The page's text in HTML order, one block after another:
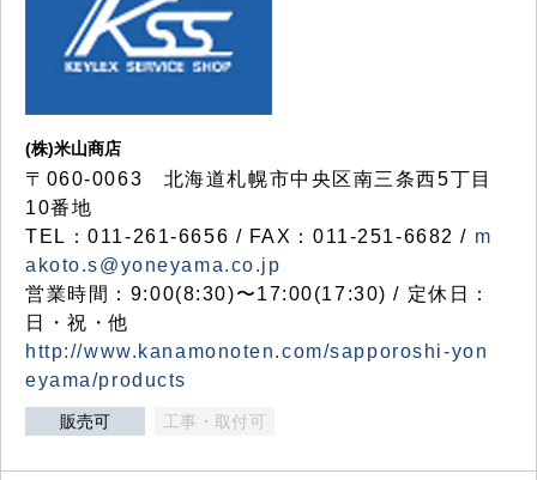
(株)米山商店
〒060-0063 北海道札幌市中央区南三条西5丁目
10番地
TEL：011-261-6656 / FAX：011-251-6682 / m
akoto.s@yoneyama.co.jp
営業時間：9:00(8:30)〜17:00(17:30) / 定休日：
日・祝・他
http://www.kanamonoten.com/sapporoshi-yon
eyama/products
販売可 工事・取付可